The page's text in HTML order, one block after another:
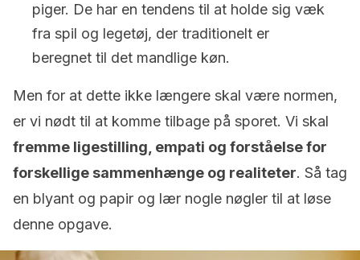
piger. De har en tendens til at holde sig væk
fra spil og legetøj, der traditionelt er
beregnet til det mandlige køn.
Men for at dette ikke længere skal være normen,
er vi nødt til at komme tilbage på sporet. Vi skal
fremme ligestilling, empati og forståelse for
forskellige sammenhænge og realiteter. Så tag
en blyant og papir og lær nogle nøgler til at løse
denne opgave.